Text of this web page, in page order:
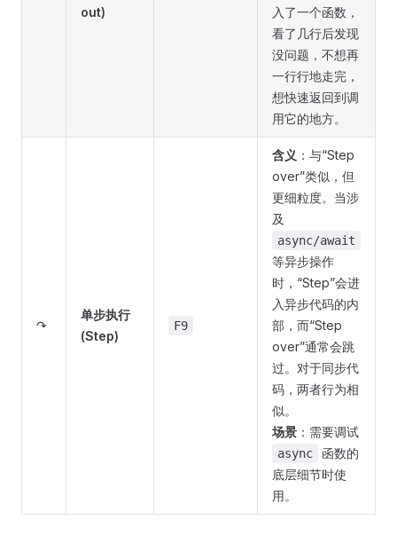
out)
入了一个函数，
看了几行后发现
没问题，不想再
一行行地走完，
想快速返回到调
用它的地方。
↷
单步执行
(Step)
F9
含义 ：与“Step
over”类似，但
更细粒度。当涉
及
async/await
等异步操作
时，“Step”会进
入异步代码的内
部，而“Step
over”通常会跳
过。对于同步代
码，两者行为相
似。
场景 ：需要调试
async
函数的
底层细节时使
用。